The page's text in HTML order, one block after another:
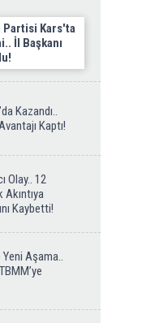
Partisi Kars'ta
İl Başkanı
Kazandı..
Kaptı!
Olay.. 12
Akıntıya
Kaybetti!
Yeni Aşama..